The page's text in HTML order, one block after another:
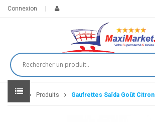
Connexion
Home Produits Gaufrettes Saïda Goût Citron